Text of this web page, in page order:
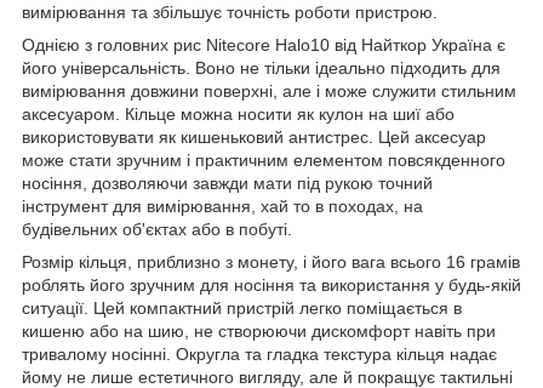
вимірювання та збільшує точність роботи пристрою.
Однією з головних рис Nitecore Halo10 від Найткор Україна є
його універсальність. Воно не тільки ідеально підходить для
вимірювання довжини поверхні, але і може служити стильним
аксесуаром. Кільце можна носити як кулон на шиї або
використовувати як кишеньковий антистрес. Цей аксесуар
може стати зручним і практичним елементом повсякденного
носіння, дозволяючи завжди мати під рукою точний
інструмент для вимірювання, хай то в походах, на
будівельних об'єктах або в побуті.
Розмір кільця, приблизно з монету, і його вага всього 16 грамів
роблять його зручним для носіння та використання у будь-якій
ситуації. Цей компактний пристрій легко поміщається в
кишеню або на шию, не створюючи дискомфорт навіть при
тривалому носінні. Округла та гладка текстура кільця надає
йому не лише естетичного вигляду, але й покращує тактильні